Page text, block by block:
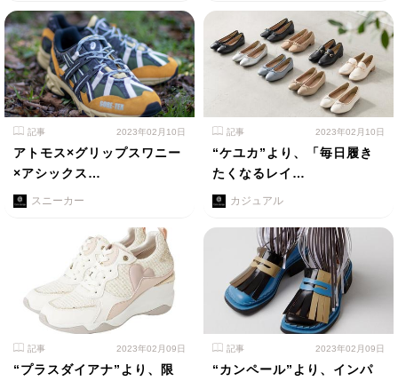
記事 2023年02月10日
アトモス×グリップスワニー
×アシックス…
スニーカー
記事 2023年02月10日
“ケユカ”より、「毎日履き
たくなるレイ…
カジュアル
記事 2023年02月09日
“プラスダイアナ”より、限
記事 2023年02月09日
“カンペール”より、インパ